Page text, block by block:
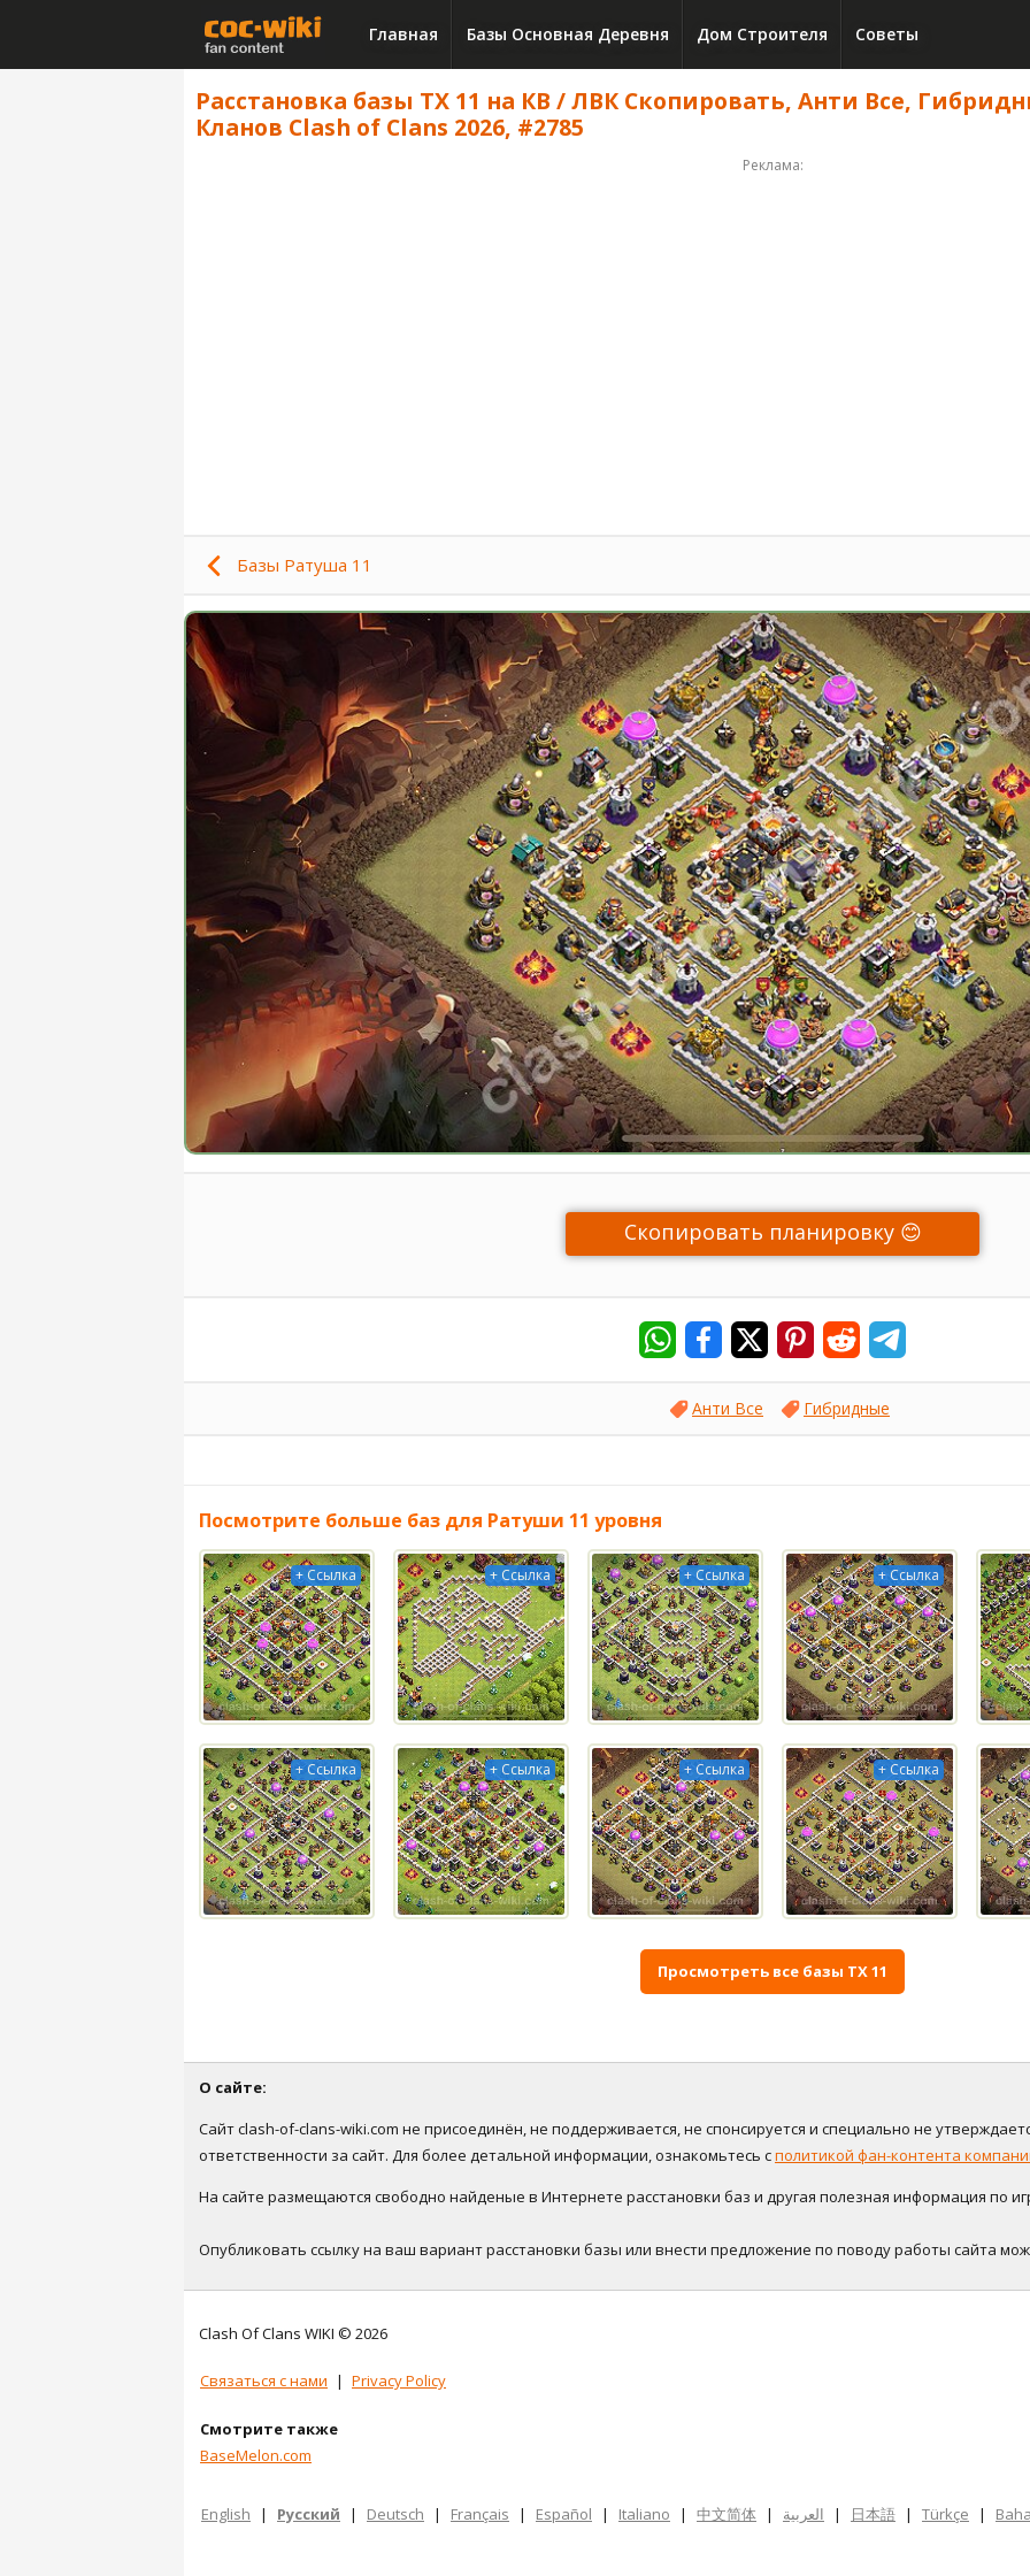
Главная Базы Основная Деревня Дом Строителя Советы
Расстановка базы ТХ 11 на КВ / ЛВК Скопировать, Анти Все,
Кланов Clash of Clans 2026, #2785
Реклама:
Базы Ратуша 11
Скопировать планировку 😊
Анти Все Гибридные
Посмотрите больше баз для Ратуши 11 уровня
+ Ссылка + Ссылка + Ссылка + Ссылка
+ Ссылка + Ссылка + Ссылка + Ссылка
Просмотреть все базы ТХ 11
О сайте:
Сайт clash-of-clans-wiki.com не присоединён, не поддерживается, не спонсируется и специально не
ответственности за сайт. Для более детальной информации, ознакомьтесь сполитикой фан-контента
На сайте размещаются свободно найденые в Интернете расстановки баз и другая полезная информация по
Опубликовать ссылку на ваш вариант расстановки базы или внести предложение по поводу работы сайта
Clash Of Clans WIKI © 2026
Связаться с нами | Privacy Policy
Смотрите также
BaseMelon.com
English | Русский | Deutsch | Français | Español | Italiano | 中文简体 | العربية | 日本語 | Türkçe |